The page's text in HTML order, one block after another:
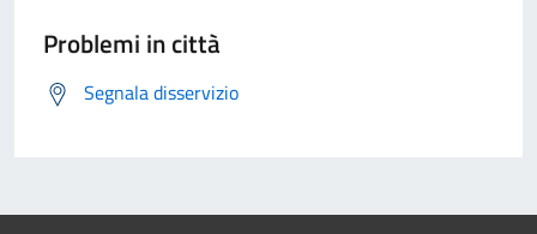
Problemi in città
Segnala disservizio